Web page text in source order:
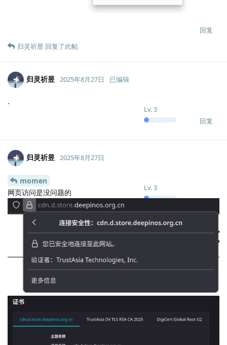
回复
归灵祈昱 回复了此帖
归灵祈昱
Lv.3
2025年8月27日 已编辑
.
回复
归灵祈昱
Lv.3
2025年8月27日
momen
网页访问是没问题的